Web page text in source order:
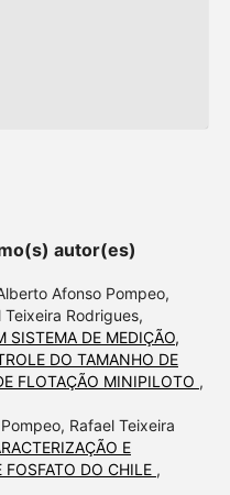
autor(es)
Afonso Pompeo,
Rodrigues,
SISTEMA DE MEDIÇÃO,
DO TAMANHO DE
FLOTAÇÃO MINIPILOTO ,
Rafael Teixeira
E
FOSFATO DO CHILE ,